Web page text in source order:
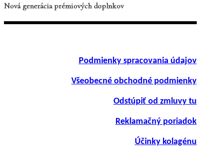
Nová generácia prémiových doplnkov
Podmienky spracovania údajov
Všeobecné obchodné podmienky
Odstúpiť od zmluvy tu
Reklamačný poriadok
Účinky kolagénu